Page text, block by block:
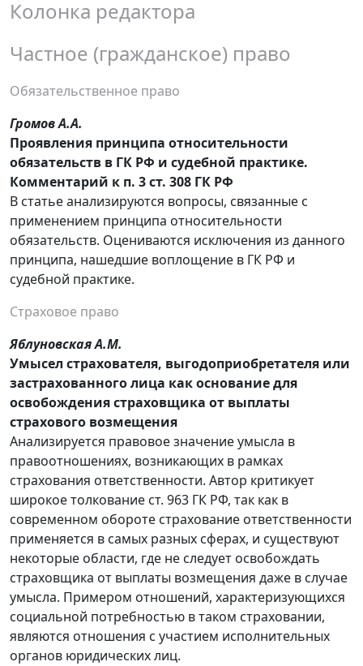
Колонка редактора
Частное (гражданское) право
Обязательственное право
ГромовА.А.
Проявления принципа относительности
обязательств в ГК РФ и судебной практике.
Комментарий к п. 3 ст. 308 ГК РФ
В статье анализируются вопросы, связанные с
применением принципа относительности
обязательств. Оцениваются исключения из данного
принципа, нашедшие воплощение в ГК РФ и
судебной практике.
Страховое право
Яблуновская А.М.
Умысел страхователя, выгодоприобретателя или
застрахованного лица как основание для
освобождения страховщика от выплаты
страхового возмещения
Анализируется правовое значение умысла в
правоотношениях, возникающих в рамках
страхования ответственности. Автор критикует
широкое толкование ст. 963 ГК РФ, так как в
современном обороте страхование ответственности
применяется в самых разных сферах, и существуют
некоторые области, где не следует освобождать
страховщика от выплаты возмещения даже в случае
умысла. Примером отношений, характеризующихся
социальной потребностью в таком страховании,
являются отношения с участием исполнительных
органов юридических лиц.